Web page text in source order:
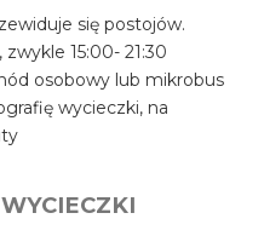
się postojów.
15:00- 21:30
osobowy lub mikrobus
wycieczki, na